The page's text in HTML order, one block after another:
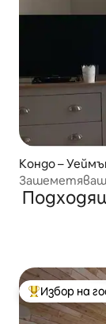
Кондо –
Най-Избор на